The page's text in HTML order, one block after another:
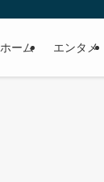
ホーム エンタメ